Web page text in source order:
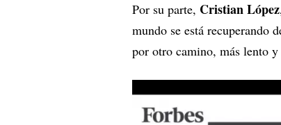
Por su parte, Cristian López
mundo se está recuperando
por otro camino, más lento y